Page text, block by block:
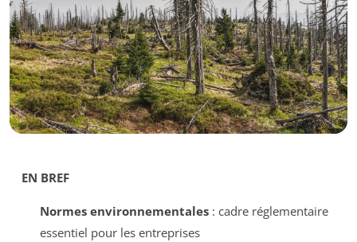
EN BREF
Normes environnementales: cadre réglementaire
essentiel pour les entreprises